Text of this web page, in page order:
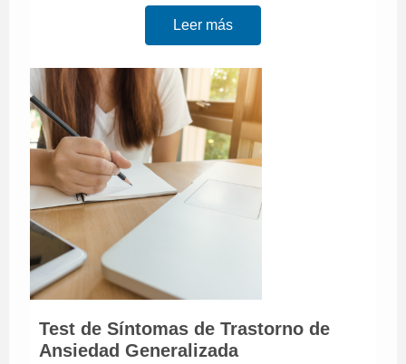
Leer más
Test de Síntomas de Trastorno de
Ansiedad Generalizada